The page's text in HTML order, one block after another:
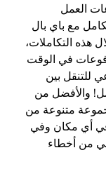
العمل
مع باي بال
هذه التكاملات،
في الوقت
للتنقل بين
والأفضل من
متنوعة من
في أي مكان وفي
من أخطاء